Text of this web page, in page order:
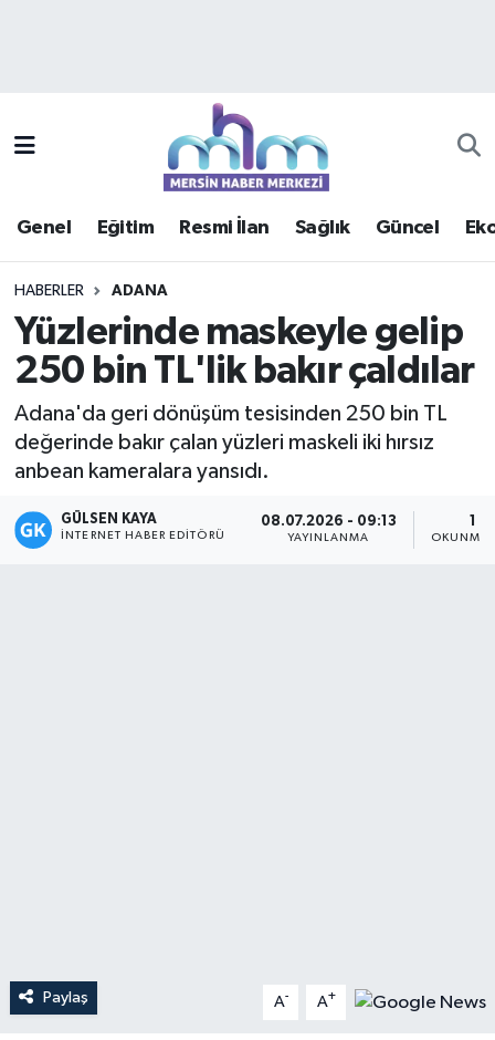
Genel Eğitim Resmi İlan Sağlık Güncel
HABERLER ADANA
Yüzlerinde maskeyle gelip
250 bin TL'lik bakır çaldılar
Adana'da geri dönüşüm tesisinden 250 bin TL
değerinde bakır çalan yüzleri maskeli iki hırsız
anbean kameralara yansıdı.
GÜLSEN KAYA
İNTERNET HABER EDITÖRÜ
08.07.2026 - 09:13
YAYINLANMA OKUNMA
Paylaş A- A+
Güncel
Haberde insan
Kültür - Sanat
Magazin
Sürmanşet
Mersin Trafik Yoğunluk Haritası
Süper Lig Puan Durumu ve Fikstür
Haber Arşivi